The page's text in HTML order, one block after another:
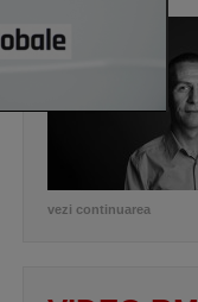
vezi continuarea